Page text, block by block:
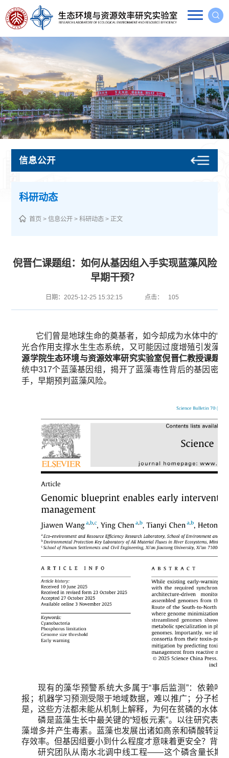
信息公开
科研动态
首页 >信息公开 >科研动态 > 正文
倪晋仁课题组：如何从基因组入手实现蓝藻风险
早期干预？
日期：2025-12-25 15:32:15 点击： 105
它们曾是地球生命的奠基者，如今却成为水体中的“
光合作用支撑水生生态系统，又可能因过度增殖引发藻
源学院生态环境与资源效率研究实验室倪晋仁教授课题组
统中317个蓝藻基因组，揭开了蓝藻毒性背后的基因密
手，早期预判蓝藻风险。
现有的藻华预警系统大多属于“事后监测”：依赖
报；机器学习预测受限于地域数据，难以推广；分子检
是，这些方法都未能从机制上解释，为何在贫磷的水体
磷是蓝藻生长中最关键的“短板元素”。以往研究表
藻增多并产生毒素。蓝藻也发展出诸如高亲和磷酸转运
存效率。但基因组要小到什么程度才意味着更安全？背
研究团队从南水北调中线工程——这个磷含量长期